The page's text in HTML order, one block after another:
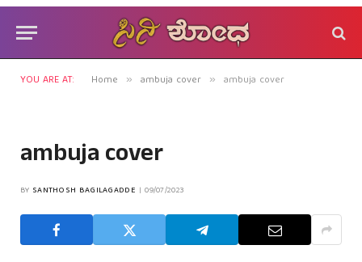
YOU ARE AT: Home » ambuja cover » ambuja cover
ambuja cover
BY SANTHOSH BAGILAGADDE 09/07/2023